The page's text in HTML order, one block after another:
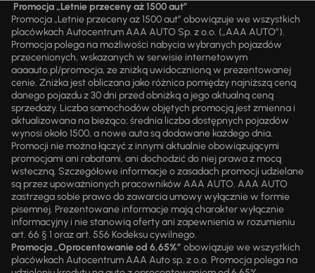
Promocja „Letnie przeceny aż 1500 aut”
Promocja „Letnie przeceny aż 1500 aut” obowiązuje we wszystkich
placówkach Autocentrum AAA AUTO Sp. z o.o. („AAA AUTO”).
Promocja polega na możliwości nabycia wybranych pojazdów
przecenionych, wskazanych w serwisie internetowym
aaaauto.pl/promocja, ze zniżką uwidocznioną w prezentowanej
cenie. Zniżka jest obliczana jako różnica pomiędzy najniższą ceną
danego pojazdu z 30 dni przed obniżką a jego aktualną ceną
sprzedaży. Liczba samochodów objętych promocją jest zmienna i
aktualizowana na bieżąco; średnia liczba dostępnych pojazdów
wynosi około 1500, a nowe auta są dodawane każdego dnia.
Promocji nie można łączyć z innymi aktualnie obowiązującymi
promocjami ani rabatami, ani dochodzić do niej prawa z mocą
wsteczną. Szczegółowe informacje o zasadach promocji udzielane
są przez upoważnionych pracowników AAA AUTO. AAA AUTO
zastrzega sobie prawo do zawarcia umowy wyłącznie w formie
pisemnej. Prezentowane informacje mają charakter wyłącznie
informacyjny i nie stanowią oferty ani zapewnienia w rozumieniu
art. 66 § 1 oraz art. 556 Kodeksu cywilnego.
Promocja „Oprocentowanie od 6,65%” obowiązuje we wszystkich
placówkach Autocentrum AAA Auto sp. z o.o. Promocja polega na